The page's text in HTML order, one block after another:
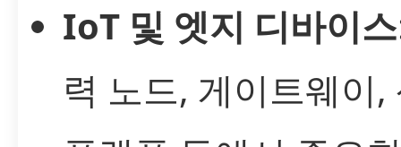
IoT 및 엣지 디바이스
력 노드, 게이트웨이,